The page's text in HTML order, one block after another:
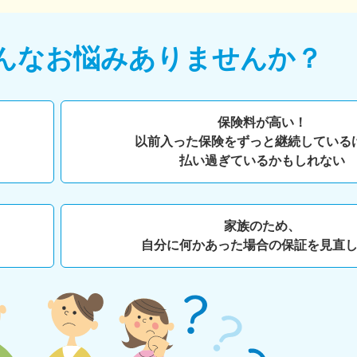
なお悩みありませんか？
保険料が高い！
以前入った保険をずっと継続している
払い過ぎているかもしれない
家族のため、
自分に何かあった場合の保証を見直